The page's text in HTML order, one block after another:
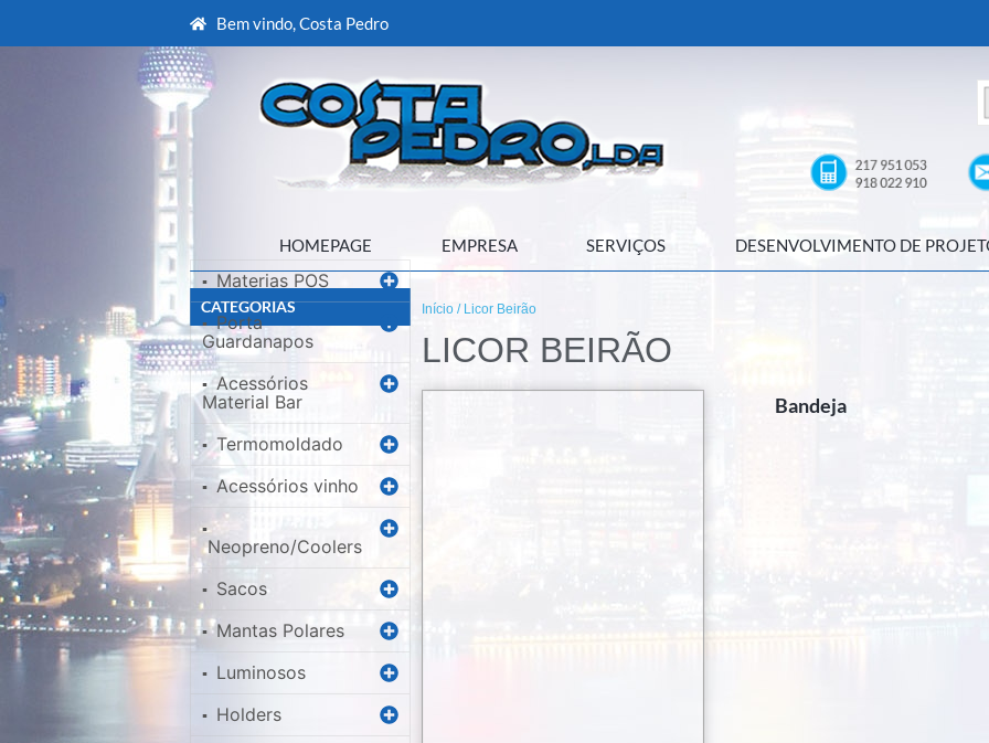
Bem vindo, Costa Pedro
HOMEPAGE EMPRESA SERVIÇOS DESENVOLVIMENTO DE
CATEGORIAS
▪ Materias POS
▪ Porta
Guardanapos
▪ Acessórios
Material Bar
▪ Termomoldado
▪ Acessórios vinho
▪
Neopreno/Coolers
▪ Sacos
▪ Mantas Polares
▪ Luminosos
▪ Holders
Início / Licor Beirão
LICOR BEIRÃO
Bandeja